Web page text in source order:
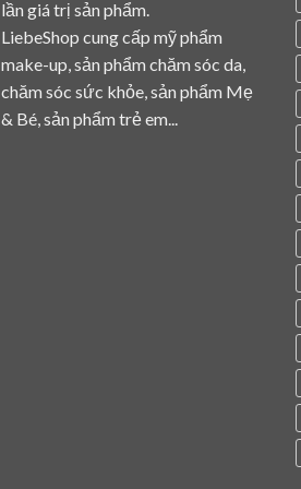
lần giá trị sản phẩm.
LiebeShop cung cấp mỹ phẩm
make-up, sản phẩm chăm sóc da,
chăm sóc sức khỏe, sản phẩm Mẹ
& Bé, sản phẩm trẻ em...